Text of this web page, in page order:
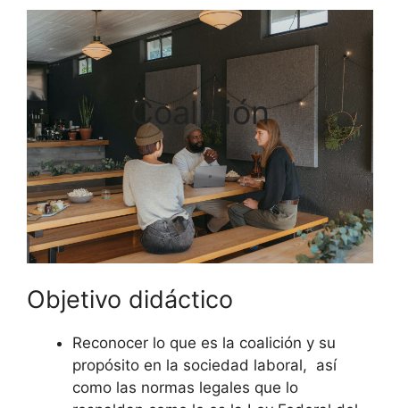
Coalición
Objetivo didáctico
Reconocer lo que es la coalición y su
propósito en la sociedad laboral, así
como las normas legales que lo